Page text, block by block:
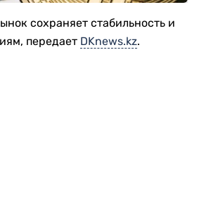
сохраняет стабильность и
передает DKnews.kz.